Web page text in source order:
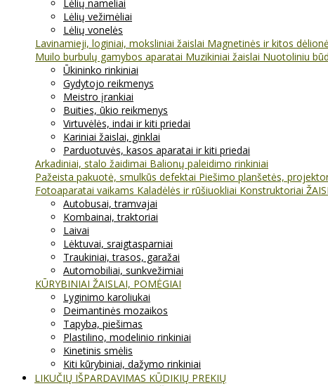
Lėlių nameliai
Lėlių vežimėliai
Lėlių vonelės
Lavinamieji, loginiai, moksliniai žaislai Magnetinės ir kitos
Muilo burbulų gamybos aparatai Muzikiniai žaislai Nuotoliniu
Ūkininko rinkiniai
Gydytojo reikmenys
Meistro įrankiai
Buities, ūkio reikmenys
Virtuvėlės, indai ir kiti priedai
Kariniai žaislai, ginklai
Parduotuvės, kasos aparatai ir kiti priedai
Arkadiniai, stalo žaidimai Balionų paleidimo rinkiniai
Pažeista pakuotė, smulkūs defektai Piešimo planšetės,
Fotoaparatai vaikams Kaladėlės ir rūšiuokliai Konstruktoriai
Autobusai, tramvajai
Kombainai, traktoriai
Laivai
Lėktuvai, sraigtasparniai
Traukiniai, trasos, garažai
Automobiliai, sunkvežimiai
KŪRYBINIAI ŽAISLAI, POMĖGIAI
Lyginimo karoliukai
Deimantinės mozaikos
Tapyba, piešimas
Plastilino, modelinio rinkiniai
Kinetinis smėlis
Kiti kūrybiniai, dažymo rinkiniai
LIKUČIŲ IŠPARDAVIMAS KŪDIKIŲ PREKIŲ